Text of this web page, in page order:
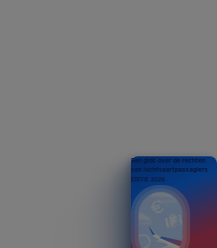
Een gids over de rechten
van luchtvaartpassagiers
EDITIE 2026